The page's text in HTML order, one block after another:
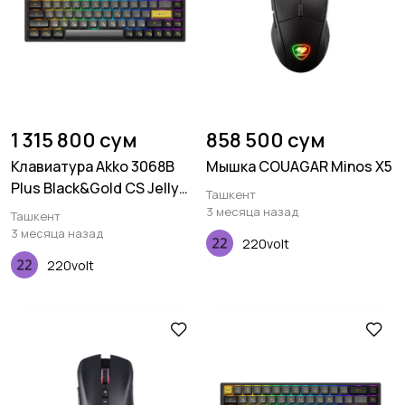
1 315 800 сум
Клавиатура Akko 3068B
Plus Black&Gold CS Jelly
Purple RGB
Ташкент
3 месяца назад
220volt
858 500 сум
Мышка COUAGAR Minos X5
Ташкент
3 месяца назад
220volt